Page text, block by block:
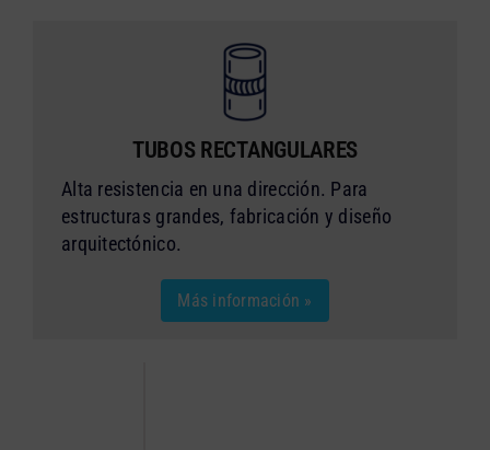
TUBOS RECTANGULARES
Alta resistencia en una dirección. Para
estructuras grandes, fabricación y diseño
arquitectónico.
Más información »